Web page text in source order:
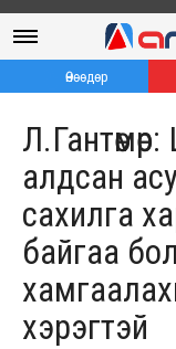
Өнөөдөр
алдсан
сахилга
байгаа
хэрэгтэй